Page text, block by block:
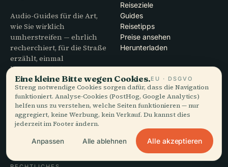
Audio-Guides für die Art,
wie Sie wirklich
umherstreifen — ehrlich
recherchiert, für die Straße
erzählt, einmal
heruntergeladen.
Reiseziele
Guides
Reisetipps
Preise ansehen
Herunterladen
UNTERNEHMEN
Über uns
Redaktioneller Prozess
HILFE
Support
Kontakt
Partner werden
Eine kleine Bitte wegen Cookies.EU · DSGVO
Streng notwendige Cookies sorgen dafür, dass die Navigation
funktioniert. Analyse-Cookies (PostHog, Google Analytics)
helfen uns zu verstehen, welche Seiten funktionieren — nur
aggregiert, keine Werbung, kein Verkauf. Du kannst dies
jederzeit im Footer ändern.
Anpassen Alle ablehnen Alle akzeptieren